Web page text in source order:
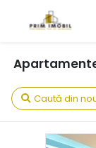
Caută din